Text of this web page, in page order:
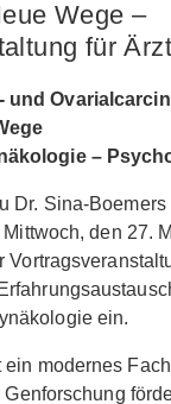
Wege –
für
und
–
Dr. Sina-Boemers
den 27.
ein.
modernes